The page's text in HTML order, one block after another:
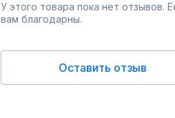
У этого товара пока нет отзывов.
вам благодарны.
Оставить отзыв